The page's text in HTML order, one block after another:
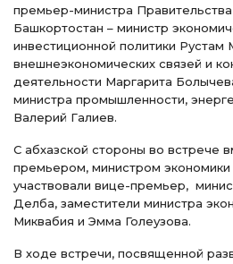
премьер-министра
Башкортостан – министр
инвестиционной политики Рустам
внешнеэкономических связей и
деятельности Маргарита
министра промышленности,
Валерий Галиев.
С абхазской стороны во встрече
премьером, министром экономики
участвовали вице-премьер,
Делба, заместители министра
Миквабия и Эмма Голеузова.
В ходе встречи, посвященной